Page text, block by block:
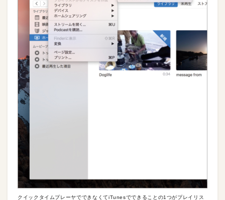
クイックタイムプレーヤでできなくてiTunesでできることの1つがプレイリス